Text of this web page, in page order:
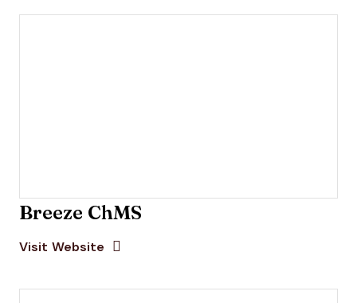
Breeze ChMS
Visit Website Opens New Window